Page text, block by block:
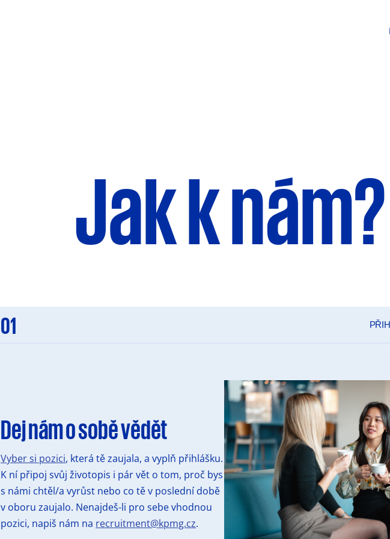
Jak k nám?
01
Dej nám o sobě vědět
Vyber si pozici, která tě zaujala, a vyplň přihlášku.
K ní připoj svůj životopis i pár vět o tom, proč bys
s námi chtěl/a vyrůst nebo co tě v poslední době
v oboru zaujalo. Nenajdeš-li pro sebe vhodnou
pozici, napiš nám na recruitment@kpmg.cz.